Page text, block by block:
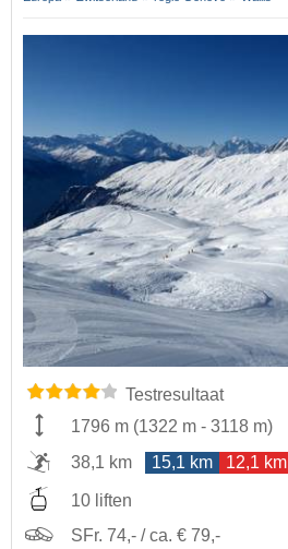
Testresultaat
1796 m (1322 m - 3118 m)
38,1 km
15,1 km 12,1 km
10 liften
SFr. 74,- / ca. € 79,-